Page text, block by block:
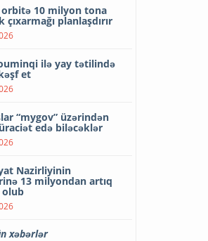
orbitə 10 milyon tona
çıxarmağı planlaşdırır
ilə yay tətilində
et
“mygov” üzərindən
edə biləcəklər
Nazirliyinin
13 milyondan artıq
olub
xəbərlər